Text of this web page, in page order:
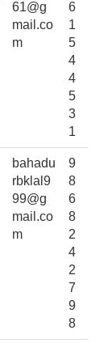
61@g
mail.co
m
6
1
5
4
4
5
3
1
bahadu
rbklal9
99@g
mail.co
m
9
8
6
8
2
4
2
7
9
8